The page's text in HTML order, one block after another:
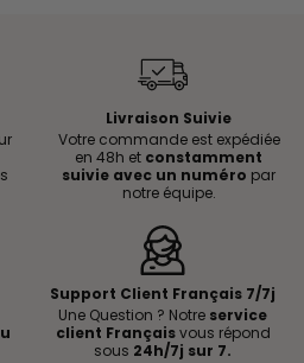
Livraison Suivie
Votre commande est expédiée
en 48h et constamment
suivie avec un numéro par
notre équipe.
Support Client Français 7/7j
Une Question ? Notre service
client Françaisvous répond
sous 24h/7j sur 7.